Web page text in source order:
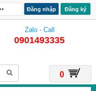
Đăng ký
Zalo - Call
0901493335
0